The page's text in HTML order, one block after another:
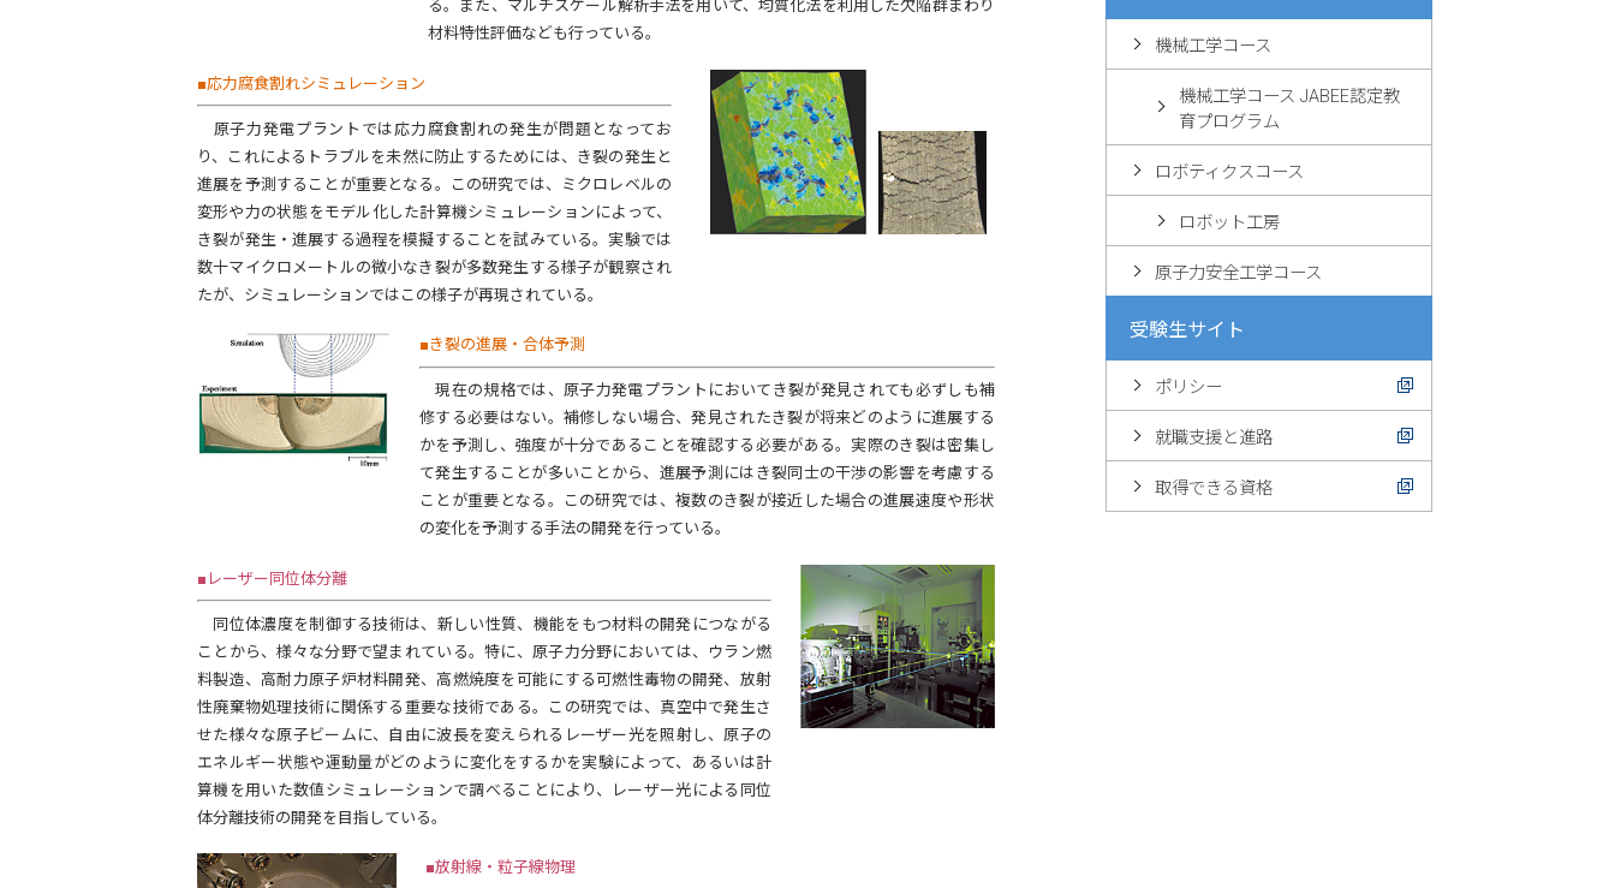
る。また、マルチスケール解析手法を用いて、均質化法を利用した欠陥群まわり
材料特性評価なども行っている。
■応力腐食割れシミュレーション
原子力発電プラントでは応力腐食割れの発生が問題となってお
り、これによるトラブルを未然に防止するためには、き裂の発生と
進展を予測することが重要となる。この研究では、ミクロレベルの
変形や力の状態をモデル化した計算機シミュレーションによって、
き裂が発生・進展する過程を模擬することを試みている。実験では
数十マイクロメートルの微小なき裂が多数発生する様子が観察され
たが、シミュレーションではこの様子が再現されている。
■き裂の進展・合体予測
現在の規格では、原子力発電プラントにおいてき裂が発見されても必ずしも補
修する必要はない。補修しない場合、発見されたき裂が将来どのように進展する
かを予測し、強度が十分であることを確認する必要がある。実際のき裂は密集し
て発生することが多いことから、進展予測にはき裂同士の干渉の影響を考慮する
ことが重要となる。この研究では、複数のき裂が接近した場合の進展速度や形状
の変化を予測する手法の開発を行っている。
■レーザー同位体分離
同位体濃度を制御する技術は、新しい性質、機能をもつ材料の開発につながる
ことから、様々な分野で望まれている。特に、原子力分野においては、ウラン燃
料製造、高耐力原子炉材料開発、高燃焼度を可能にする可燃性毒物の開発、放射
性廃棄物処理技術に関係する重要な技術である。この研究では、真空中で発生さ
せた様々な原子ビームに、自由に波長を変えられるレーザー光を照射し、原子の
エネルギー状態や運動量がどのように変化をするかを実験によって、あるいは計
算機を用いた数値シミュレーションで調べることにより、レーザー光による同位
体分離技術の開発を目指している。
■放射線・粒子線物理
機械工学コース
機械工学コース JABEE認定教
育プログラム
ロボティクスコース
ロボット工房
原子力安全工学コース
受験生サイト
ポリシー
就職支援と進路
取得できる資格